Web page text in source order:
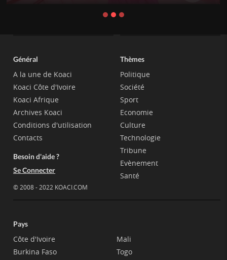
Général
A la une de Koaci
Koaci Côte d'Ivoire
Koaci Afrique
Archives Koaci
Conditions d'utilisation
Contacts
Besoin d'aide ?
Se Connecter
© 2008 - 2022 KOACI.COM
Thèmes
Politique
Société
Sport
Economie
Culture
Technologie
Tribune
Evènement
Santé
Pays
Côte d'Ivoire
Burkina Faso
Mali
Togo